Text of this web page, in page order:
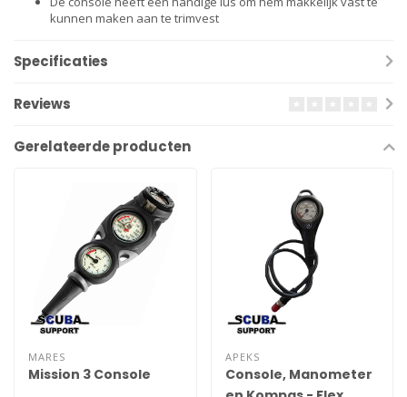
kunnen maken aan te trimvest
Specificaties
Reviews
Gerelateerde producten
MARES
Mission 3 Console
APEKS
Console, Manometer